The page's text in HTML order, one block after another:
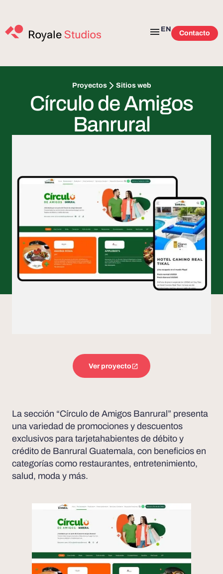
EN
Contacto
Proyectos Sitios web
Círculo de Amigos
Banrural
Ver proyecto
La sección “Círculo de Amigos Banrural” presenta
una variedad de promociones y descuentos
exclusivos para tarjetahabientes de débito y
crédito de Banrural Guatemala, con beneficios en
categorías como restaurantes, entretenimiento,
salud, moda y más.